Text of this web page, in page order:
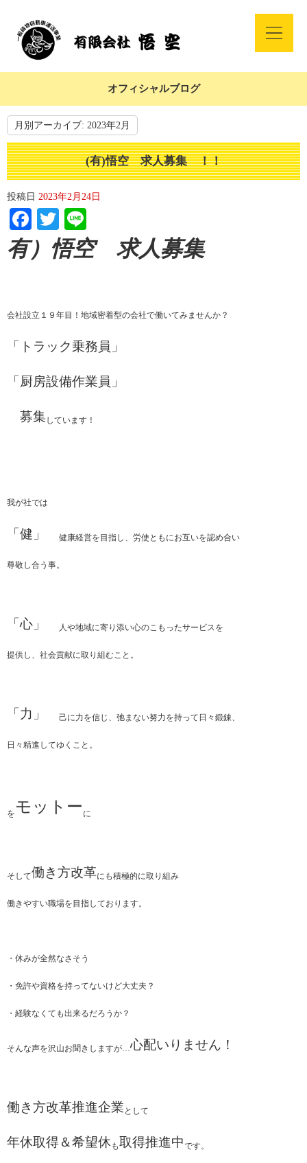
オフィシャルブログ
月別アーカイブ: 2023年2月
(有)悟空 求人募集 ！！
投稿日 2023年2月24日
Facebook
Twitter
有）悟空 求人募集
会社設立１９年目！地域密着型の会社で働いてみませんか？
「トラック乗務員」
「厨房設備作業員」
募集 しています！
我が社では
「健」 健康経営を目指し、労使ともにお互いを認め合い
尊敬し合う事。
「心」 人や地域に寄り添い心のこもったサービスを
提供し、社会貢献に取り組むこと。
「力」 己に力を信じ、弛まない努力を持って日々鍛錬、
日々精進してゆくこと。
をモットー に
そして働き方改革にも積極的に取り組み
働きやすい職場を目指しております。
・休みが全然なさそう
・免許や資格を持ってないけど大丈夫？
・経験なくても出来るだろうか？
そんな声を沢山お聞きしますが…心配いりません！
働き方改革推進企業 として
年休取得＆希望休 も取得推進中です。